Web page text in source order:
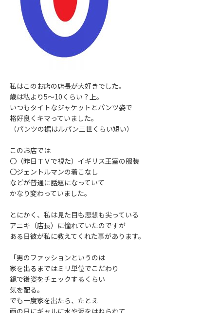
私はこのお店の店長が大好きでした。
歳は私より5～10くらい？上。
いつもタイトなジャケットとパンツ姿で
格好良くキマっていました。
（パンツの裾はルパン三世くらい短い）
このお店では
〇（昨日ＴＶで視た）イギリス王室の服装
〇ジェントルマンの着こなし
などが普通に話題になっていて
かなり変わっていました。
とにかく、私は見た目も思想も尖っている
アニキ（店長）に憧れていたのですが
ある日彼が私に教えてくれた事があります。
「男のファッションというのは
家を出るまではミリ単位でこだわり
鏡で後姿をチェックするくらい
気を配る。
でも一度家を出たら、たとえ
雨の日にギャルに水や泥をはねられて